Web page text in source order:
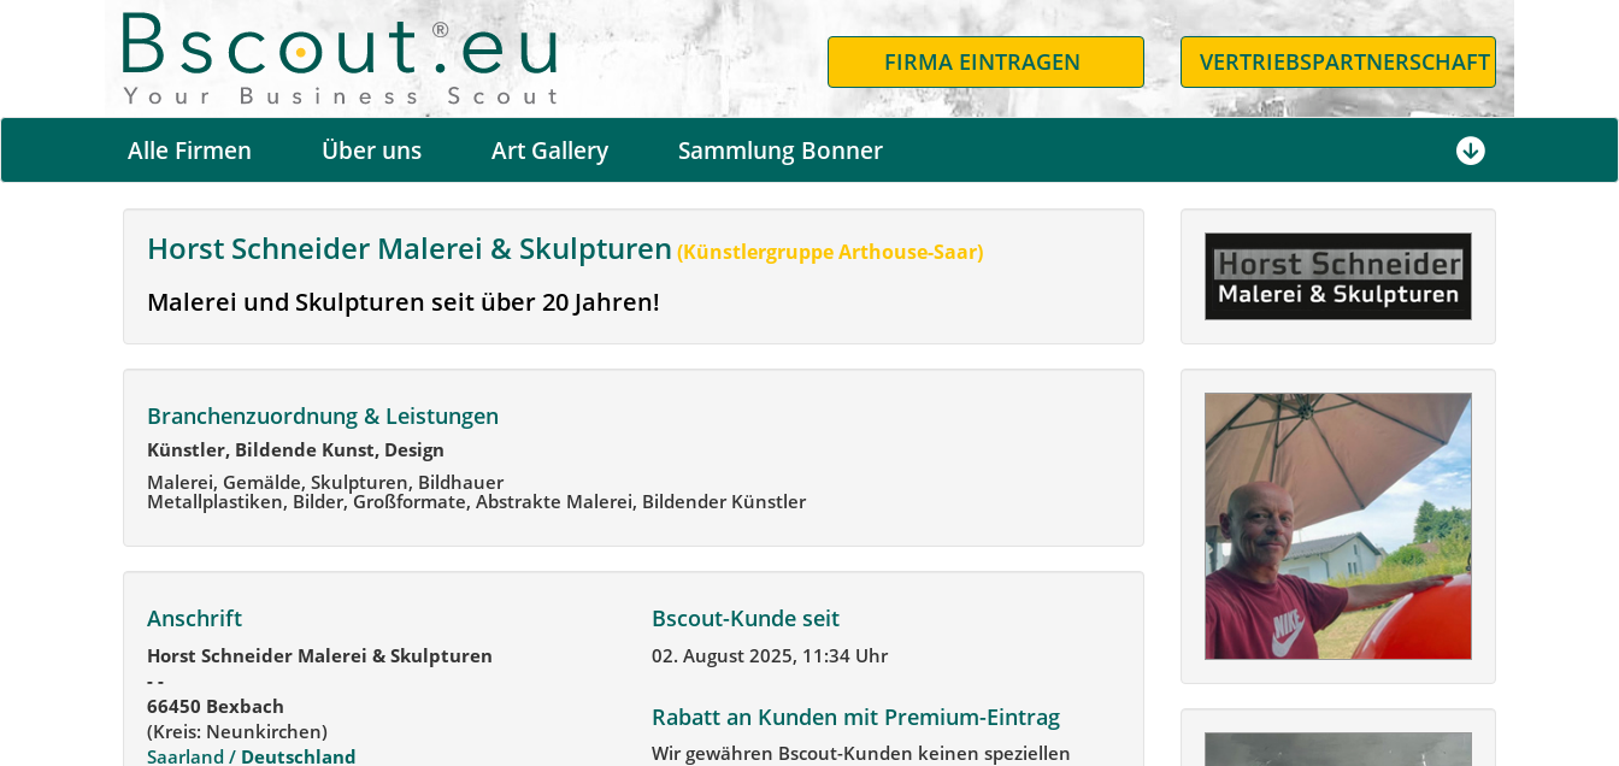
FIRMA EINTRAGEN VERTRIEBSPARTNERSCHAFT
Alle Firmen Über uns Art Gallery Sammlung Bonner
Horst Schneider Malerei & Skulpturen (Künstlergruppe Arthouse-Saar)
Malerei und Skulpturen seit über 20 Jahren!
Branchenzuordnung & Leistungen
Künstler, Bildende Kunst, Design
Malerei, Gemälde, Skulpturen, Bildhauer
Metallplastiken, Bilder, Großformate, Abstrakte Malerei, Bildender Künstler
Anschrift
Horst Schneider Malerei & Skulpturen
- -
66450 Bexbach
(Kreis: Neunkirchen)
Saarland / Deutschland
Bscout-Kunde seit
02. August 2025, 11:34 Uhr
Rabatt an Kunden mit Premium-Eintrag
Wir gewähren Bscout-Kunden keinen speziellen